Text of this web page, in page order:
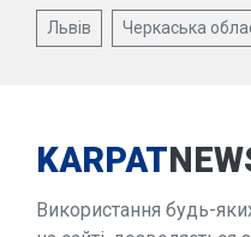
Львів Черкаська
KARPAT
Використання будь-